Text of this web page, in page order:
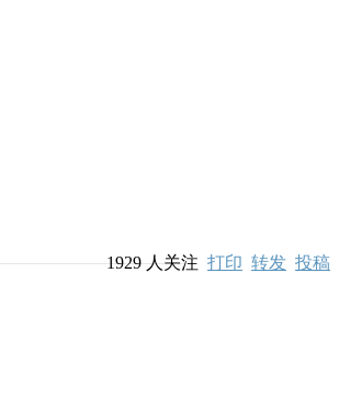
1929人关注 打印 转发 投稿